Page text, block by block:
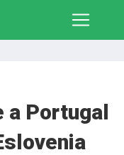
a Portugal